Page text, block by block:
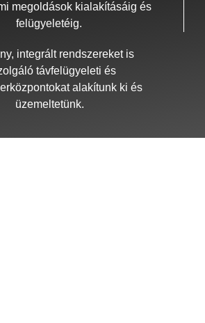
megoldások kialakításáig és
felügyeletéig.
integrált rendszereket is
távfelügyeleti és
alakítunk ki és
üzemeltetünk.